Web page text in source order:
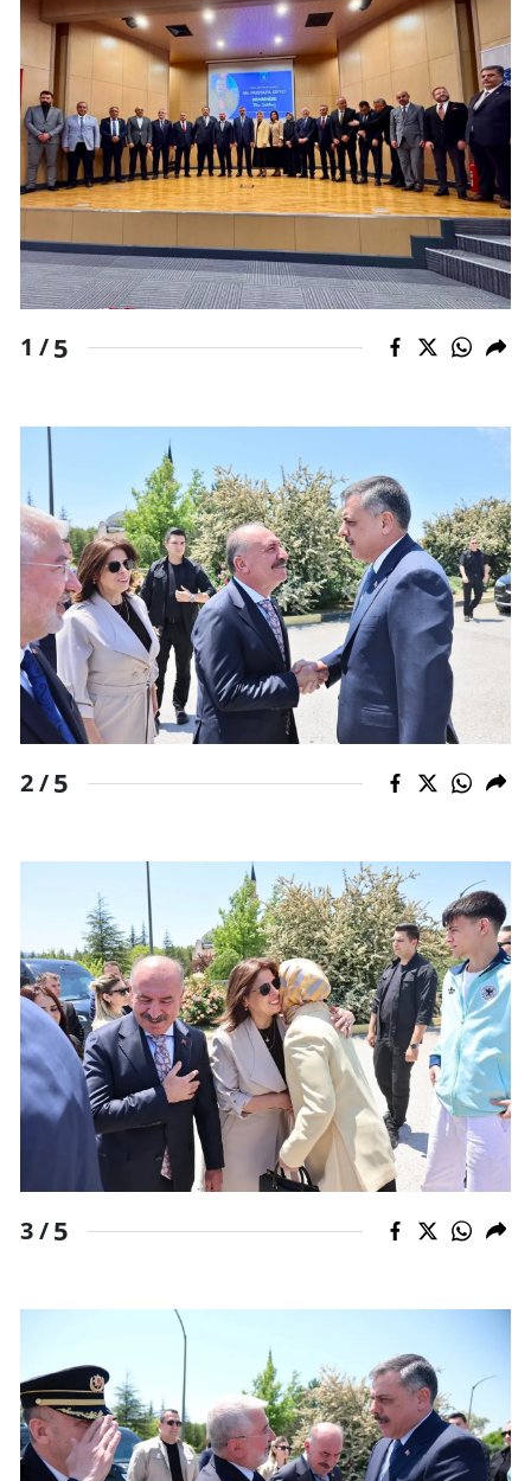
Elazığ
Erzincan
Erzurum
Eskişehir
Gaziantep
Giresun
Gümüşhane
Hakkari
Mersin
İstanbul
İzmir
Kars
Kastamonu
Kayseri
Kırklareli
Kocaeli
Konya
Kütahya
Malatya
Manisa
Kahramanmaraş
Mardin
Muğla
Niğde
Ordu
Rize
1 /5
2 /5
3 /5